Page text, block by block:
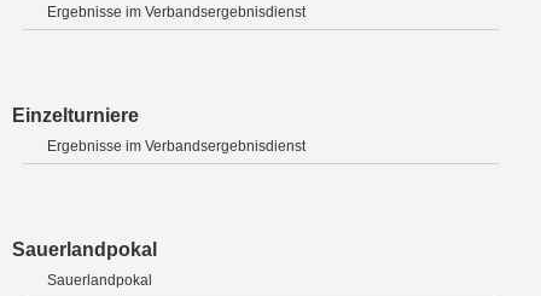
Ergebnisse im Verbandsergebnisdienst
Einzelturniere
Ergebnisse im Verbandsergebnisdienst
Sauerlandpokal
Sauerlandpokal